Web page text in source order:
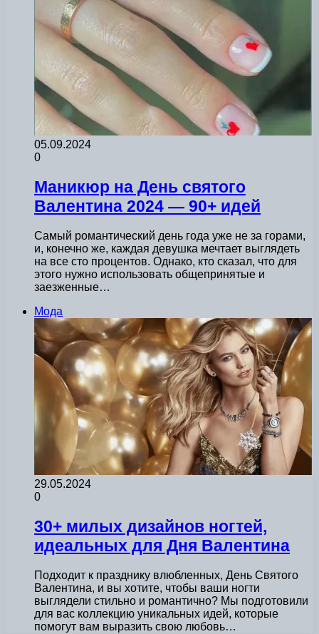
05.09.2024
0
Маникюр на День святого
Валентина 2024 — 90+ идей
Самый романтический день года уже не за горами,
и, конечно же, каждая девушка мечтает выглядеть
на все сто процентов. Однако, кто сказал, что для
этого нужно использовать общепринятые и
заезженные…
Мода
29.05.2024
0
30+ милых дизайнов ногтей,
идеальных для Дня Валентина
Подходит к празднику влюбленных, День Святого
Валентина, и вы хотите, чтобы ваши ногти
выглядели стильно и романтично? Мы подготовили
для вас коллекцию уникальных идей, которые
помогут вам выразить свою любовь…